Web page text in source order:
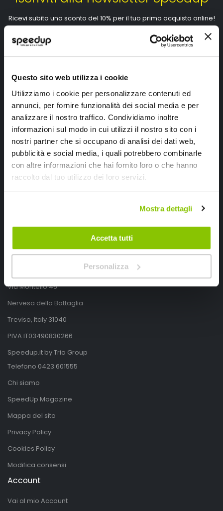
Questo sito web utilizza i cookie
Utilizziamo i cookie per personalizzare contenuti ed
annunci, per fornire funzionalità dei social media e per
analizzare il nostro traffico. Condividiamo inoltre
informazioni sul modo in cui utilizzi il nostro sito con i
nostri partner che si occupano di analisi dei dati web,
pubblicità e social media, i quali potrebbero combinarle
con altre informazioni che hai fornito loro o che hanno
raccolto dal tuo utilizzo dei loro servizi.
Mostra dettagli
Accetta tutti
Personalizza
Ricevi subito uno sconto del 10% per il tuo primo acquisto online!
Ho letto e accettato il documentoprivacy policy
Iscrivimi
Segui SPEEDUP.IT
Via Montello 46
Nervesa della Battaglia
Treviso, Italy 31040
PIVA IT03490830266
Speedup.it by Trio Group
Telefono 0423.601555
Chi siamo
SpeedUp Magazine
Mappa del sito
Privacy Policy
Cookies Policy
Modifica consensi
Account
Vai al mio Account